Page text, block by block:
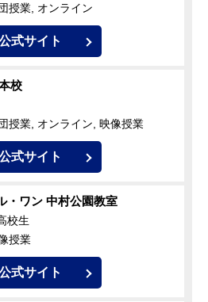
授業, オンライン
式サイト
校
授業, オンライン, 映像授業
式サイト
・ワン 中村公園教室
校生
授業
式サイト